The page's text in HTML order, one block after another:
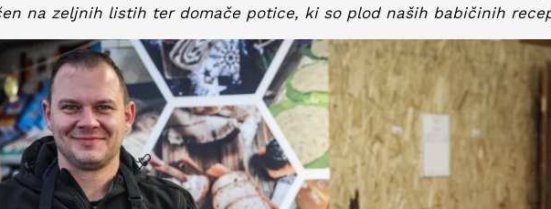
na zeljnih listih ter domače potice, ki so plod naših babičinih